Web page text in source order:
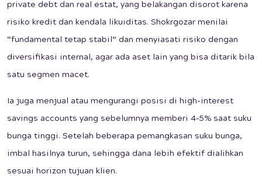
private debt dan real estat, yang belakangan disorot karena
risiko kredit dan kendala likuiditas. Shokrgozar menilai
“fundamental tetap stabil” dan menyiasati risiko dengan
diversifikasi internal, agar ada aset lain yang bisa ditarik bila
satu segmen macet.
Ia juga menjual atau mengurangi posisi di high-interest
savings accounts yang sebelumnya memberi 4–5% saat suku
bunga tinggi. Setelah beberapa pemangkasan suku bunga,
imbal hasilnya turun, sehingga dana lebih efektif dialihkan
sesuai horizon tujuan klien.